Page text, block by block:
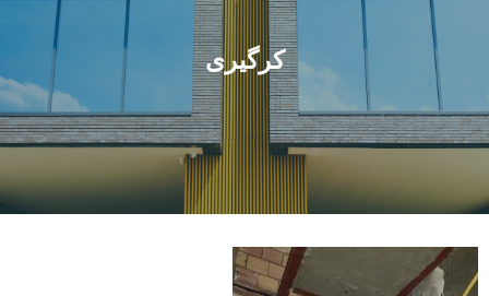
کرگیری